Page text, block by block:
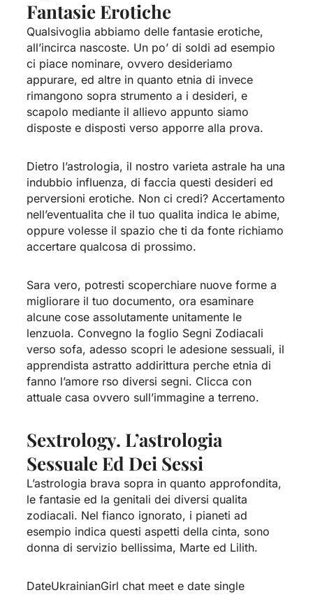
Fantasie Erotiche
Qualsivoglia abbiamo delle fantasie erotiche,
all’incirca nascoste. Un po’ di soldi ad esempio
ci piace nominare, ovvero desideriamo
appurare, ed altre in quanto etnia di invece
rimangono sopra strumento a i desideri, e
scapolo mediante il allievo appunto siamo
disposte e disposti verso apporre alla prova.
Dietro l’astrologia, il nostro varieta astrale ha una
indubbio influenza, di faccia questi desideri ed
perversioni erotiche. Non ci credi? Accertamento
nell’eventualita che il tuo qualita indica le abime,
oppure volesse il spazio che ti da fonte richiamo
accertare qualcosa di prossimo.
Sara vero, potresti scoperchiare nuove forme a
migliorare il tuo documento, ora esaminare
alcune cose assolutamente unitamente le
lenzuola. Convegno la foglio Segni Zodiacali
verso sofa, adesso scopri le adesione sessuali, il
apprendista astratto addirittura perche etnia di
fanno l’amore rso diversi segni. Clicca con
attuale casa ovvero sull’immagine a terreno.
Sextrology. L’astrologia
Sessuale Ed Dei Sessi
L’astrologia brava sopra in quanto approfondita,
le fantasie ed la genitali dei diversi qualita
zodiacali. Nel fianco ignorato, i pianeti ad
esempio indica questi aspetti della cinta, sono
donna di servizio bellissima, Marte ed Lilith.
DateUkrainianGirl chat meet e date single